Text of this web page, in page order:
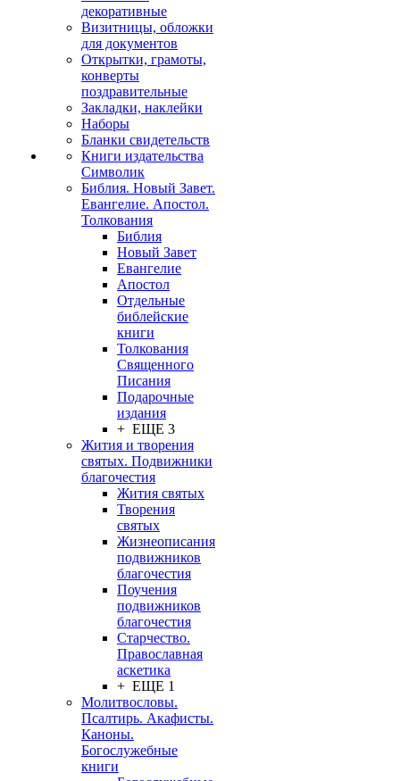
декоративные
Визитницы, обложки
для документов
Открытки, грамоты,
конверты
поздравительные
Закладки, наклейки
Наборы
Бланки свидетельств
Книги издательства
Символик
Библия. Новый Завет.
Евангелие. Апостол.
Толкования
Библия
Новый Завет
Евангелие
Апостол
Отдельные
библейские
книги
Толкования
Священного
Писания
Подарочные
издания
+ ЕЩЕ 3
Жития и творения
святых. Подвижники
благочестия
Жития святых
Творения
святых
Жизнеописания
подвижников
благочестия
Поучения
подвижников
благочестия
Старчество.
Православная
аскетика
+ ЕЩЕ 1
Молитвословы.
Псалтирь. Акафисты.
Каноны.
Богослужебные
книги